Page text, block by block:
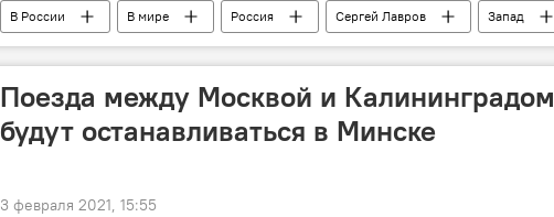
В России В мире Россия Сергей Лавров Запад
МИД России
Поезда между Москвой и Калининградом
будут останавливаться в Минске
3 февраля 2021, 15:55